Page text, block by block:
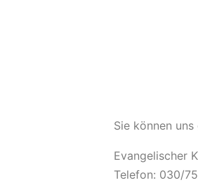
Sie können
Evangelischer
Telefon: 030/